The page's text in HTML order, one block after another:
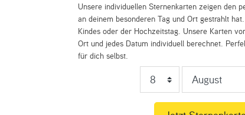
Unsere individuellen Sternenkarten zeigen den
an deinem besonderen Tag und Ort gestrahlt
Kindes oder der Hochzeitstag. Unsere Karten
Ort und jedes Datum individuell berechnet.
für dich selbst.